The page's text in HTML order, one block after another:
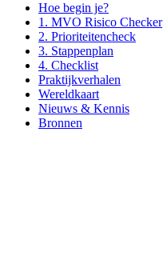
Hoe begin je?
1. MVO Risico Checker
2. Prioriteitencheck
3. Stappenplan
4. Checklist
Praktijkverhalen
Wereldkaart
Nieuws & Kennis
Bronnen